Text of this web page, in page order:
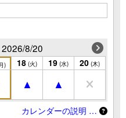
8/20
) 18 (火) 19 (水) 20 (木)
カレンダーの説明 …